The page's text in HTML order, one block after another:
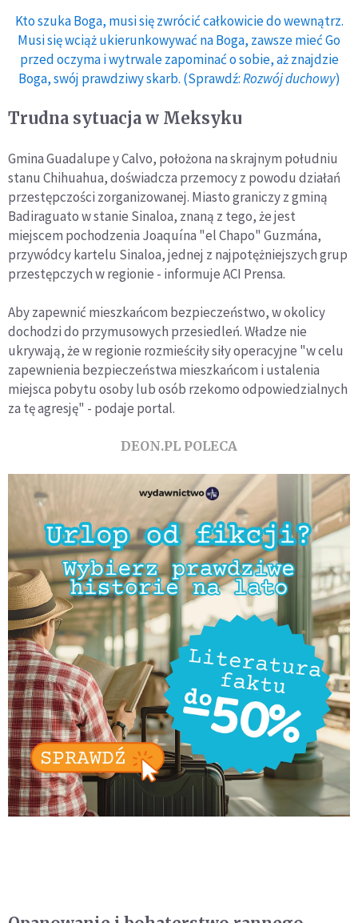
Kto szuka Boga, musi się zwrócić całkowicie do wewnątrz.
Musi się wciąż ukierunkowywać na Boga, zawsze mieć Go
przed oczyma i wytrwale zapominać o sobie, aż znajdzie
Boga, swój prawdziwy skarb. (Sprawdź:Rozwój duchowy)
Trudna sytuacja w Meksyku
Gmina Guadalupe y Calvo, położona na skrajnym południu
stanu Chihuahua, doświadcza przemocy z powodu działań
przestępczości zorganizowanej. Miasto graniczy z gminą
Badiraguato w stanie Sinaloa, znaną z tego, że jest
miejscem pochodzenia Joaquína "el Chapo" Guzmána,
przywódcy kartelu Sinaloa, jednej z najpotężniejszych grup
przestępczych w regionie - informuje ACI Prensa.
Aby zapewnić mieszkańcom bezpieczeństwo, w okolicy
dochodzi do przymusowych przesiedleń. Władze nie
ukrywają, że w regionie rozmieściły siły operacyjne "w celu
zapewnienia bezpieczeństwa mieszkańcom i ustalenia
miejsca pobytu osoby lub osób rzekomo odpowiedzialnych
za tę agresję" - podaje portal.
DEON.PL POLECA